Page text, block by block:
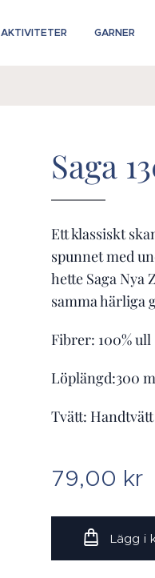
AKTIVITETER GARNER
Saga
Ett klassiskt
spunnet med
hette Saga Nya
samma härliga
Fibrer: 100% ull
Löplängd:300
Tvätt: Handtvätt
79,00 kr
Lägg i